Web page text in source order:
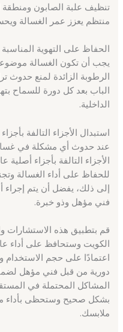
تنظيف علبة الصابون
منتظم يعزز عمر الغسالة
الحفاظ على التهوية المناسبة
يجب أن تكون الغسالة
الرطوبة الزائدة لمنع حدوث
الباب بعد كل دورة للسماح
الداخلية.
استبدال الأجزاء التالفة
عند حدوث أي مشكلة في
الأجزاء التالفة بأجزاء
للحفاظ على أداء الغسالة
إلى ذلك، يفضل أن يتم إجراء
فني مؤهل وذو خبرة.
قم بتطبيق هذه الاستشارات
الكويت وستحافظ على أداء
اعتمادًا على حجم الاستخدام
دورية من قبل فني مؤهل
المشاكل المحتملة في
بشكل صحيح وستحظى بأداء
ملابسك.